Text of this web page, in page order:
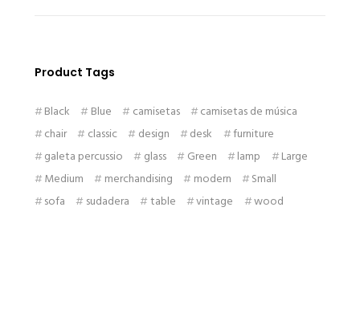
Product Tags
Black Blue camisetas
camisetas de música
chair
classic design desk
furniture
galeta percussio
glass Green lamp
Large
Medium
merchandising modern
Small
sofa
sudadera table vintage wood